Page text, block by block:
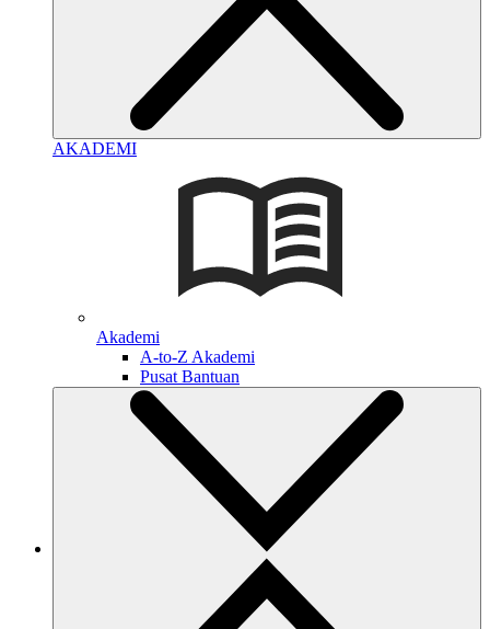
AKADEMI
Akademi
A-to-Z Akademi
Pusat Bantuan